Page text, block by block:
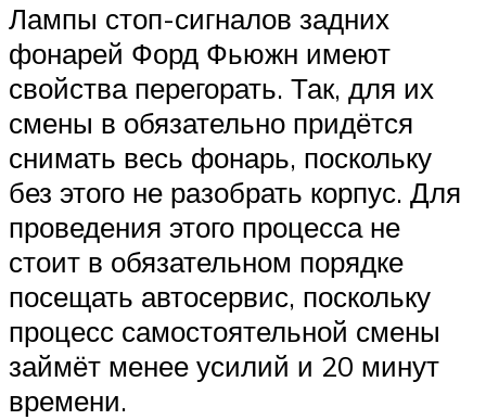
Лампы стоп-сигналов задних
фонарей Форд Фьюжн имеют
свойства перегорать. Так, для их
смены в обязательно придётся
снимать весь фонарь, поскольку
без этого не разобрать корпус. Для
проведения этого процесса не
стоит в обязательном порядке
посещать автосервис, поскольку
процесс самостоятельной смены
займёт менее усилий и 20 минут
времени.